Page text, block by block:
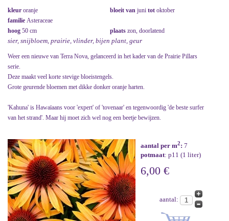
kleur oranje bloeit van juni tot oktober
familie Asteraceae
hoog 50 cm plaats zon, doorlatend
sier, snijbloem, prairie, vlinder, bijen plant, geur
Weer een nieuwe van Terra Nova, gelanceerd in het kader van de Prairie Pillars
serie.
Deze maakt veel korte stevige bloeistengels.
Grote geurende bloemen met dikke donker oranje harten.
'Kahuna' is Hawaïaans voor 'expert' of 'tovenaar' en tegenwoordig 'de beste surfer
van het strand'. Maar hij moet zich wel nog een beetje bewijzen.
aantal per m2: 7
potmaat: p11 (1 liter)
6,00 €
aantal: